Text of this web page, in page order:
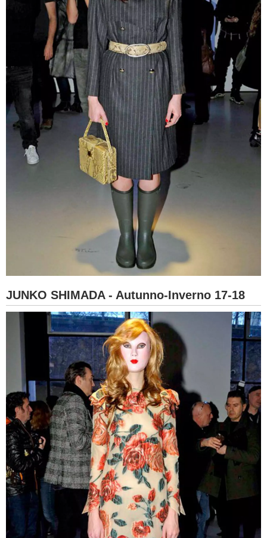
JUNKO SHIMADA - Autunno-Inverno 17-18